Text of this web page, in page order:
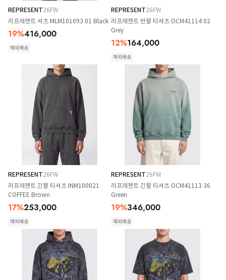
REPRESENT26FW
리프레젠트 셔츠 MLM101093 01 Black
19%416,000
해외배송
REPRESENT26FW
리프레젠트 반팔 티셔츠 OCM41114 02
Grey
12%164,000
해외배송
REPRESENT26FW
리프레젠트 긴팔 티셔츠 INM100021
COFFEE Brown
17%253,000
해외배송
REPRESENT26FW
리프레젠트 긴팔 티셔츠 OCM41113 36
Green
19%346,000
해외배송